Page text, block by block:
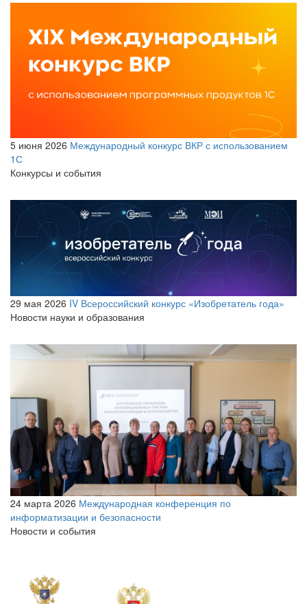
5 июня 2026 Международный конкурс ВКР с использованием
1С
Конкурсы и события
29 мая 2026 IV Всероссийский конкурс «Изобретатель года»
Новости науки и образования
24 марта 2026 Международная конференция по
информатизации и безопасности
Новости и события